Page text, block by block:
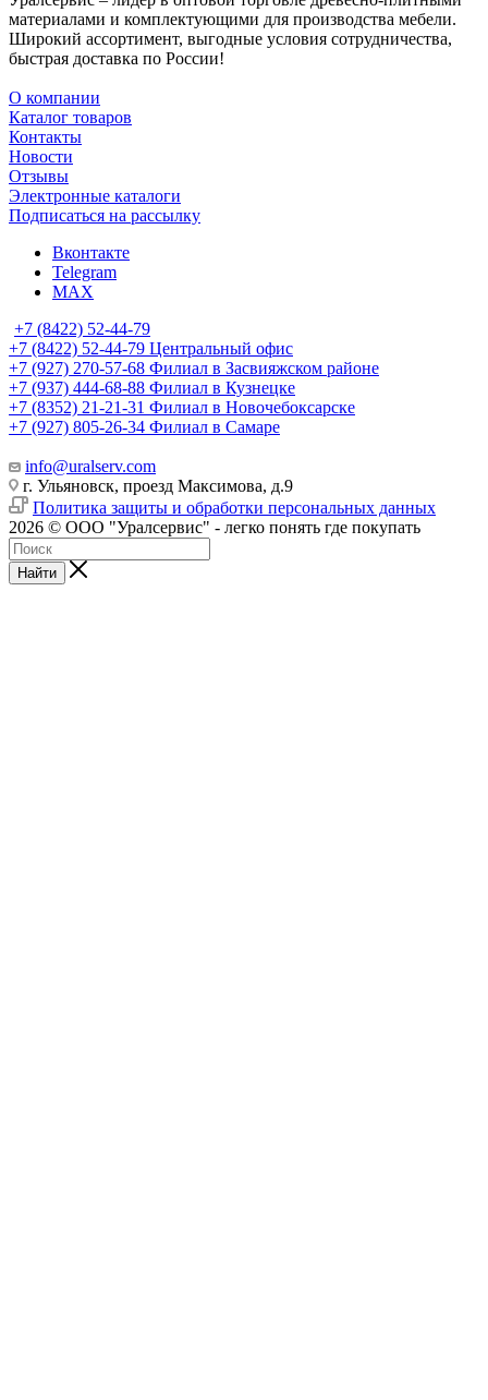
материалами и комплектующими для производства мебели.
Широкий ассортимент, выгодные условия сотрудничества,
быстрая доставка по России!
О компании
Каталог товаров
Контакты
Новости
Отзывы
Электронные каталоги
Подписаться на рассылку
Вконтакте
Telegram
MAX
+7 (8422) 52-44-79
+7 (8422) 52-44-79 Центральный офис
+7 (927) 270-57-68 Филиал в Засвияжском районе
+7 (937) 444-68-88 Филиал в Кузнецке
+7 (8352) 21-21-31 Филиал в Новочебоксарске
+7 (927) 805-26-34 Филиал в Самаре
info@uralserv.com
г. Ульяновск, проезд Максимова, д.9
Политика защиты и обработки персональных данных
2026 © ООО "Уралсервис" - легко понять где покупать
Найти